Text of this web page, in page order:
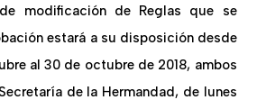
modificación de Reglas que se
estará a su disposición desde
al 30 de octubre de 2018, ambos
de la Hermandad, de lunes